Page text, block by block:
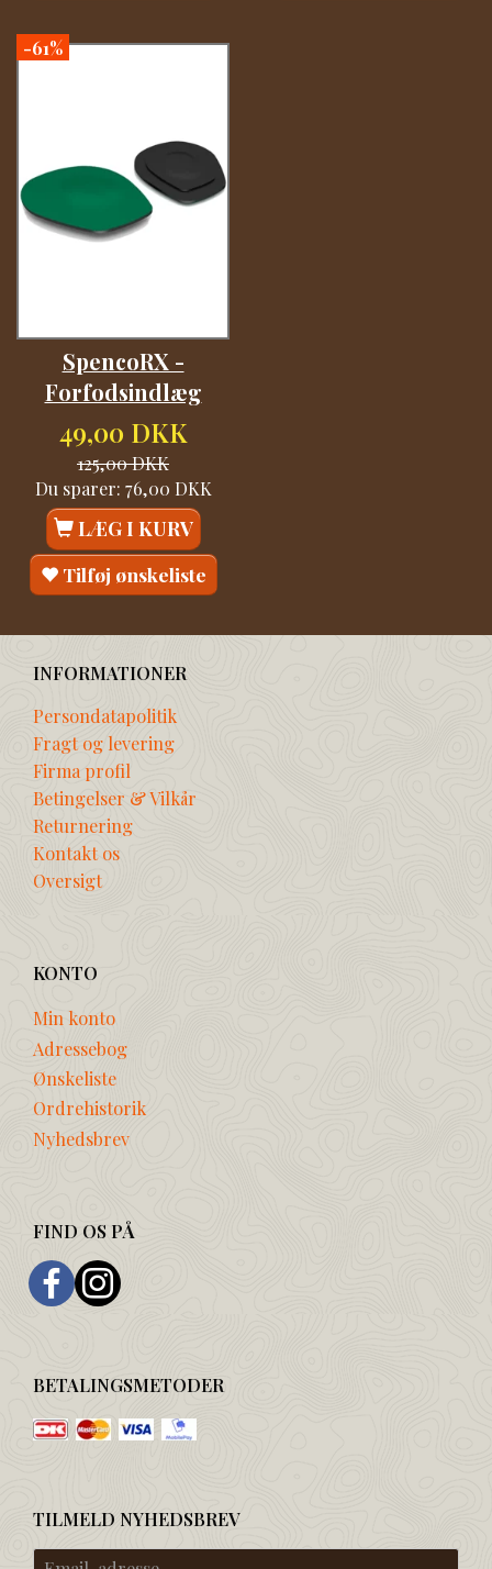
-61%
SpencoRX -
Forfodsindlæg
49,00 DKK
125,00 DKK
Du sparer: 76,00 DKK
LÆG I KURV
Tilføj ønskeliste
INFORMATIONER
Persondatapolitik
Fragt og levering
Firma profil
Betingelser & Vilkår
Returnering
Kontakt os
Oversigt
KONTO
Min konto
Adressebog
Ønskeliste
Ordrehistorik
Nyhedsbrev
FIND OS PÅ
BETALINGSMETODER
TILMELD NYHEDSBREV
Email-